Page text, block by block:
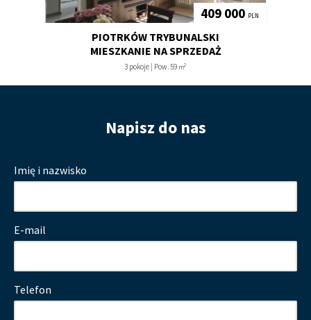
409 000 PLN
PIOTRKÓW TRYBUNALSKI
MIESZKANIE NA SPRZEDAŻ
3 pokoje | Pow. 59 m2
Napisz do nas
Imię i nazwisko
E-mail
Telefon